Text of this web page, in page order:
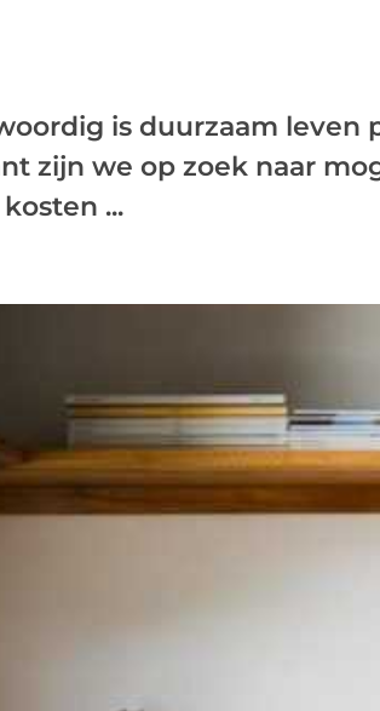
is duurzaam leven
zijn we op zoek naar
...